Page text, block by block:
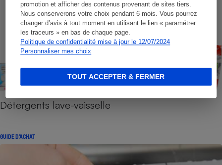
promotion et afficher des contenus provenant de sites tiers.
Nous conserverons votre choix pendant 6 mois. Vous pourrez
changer d’avis à tout moment en utilisant le lien « paramétrer
les traceurs » en bas de chaque page.
Politique de confidentialité mise à jour le 12/07/2024
Personnaliser mes choix
TOUT ACCEPTER & FERMER
Détergents lave-vaisselle
GUIDE D'ACHAT